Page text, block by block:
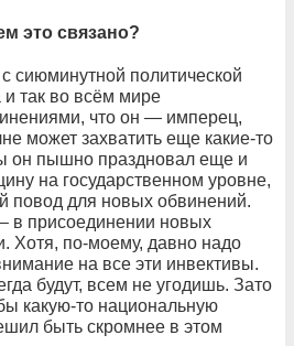
это связано?
сиюминутной политической
так во всём мире
что он — имперец,
может захватить еще какие-то
он пышно праздновал еще и
на государственном уровне,
повод для новых обвинений.
в присоединении новых
Хотя, по-моему, давно надо
на все эти инвективы.
будут, всем не угодишь. Зато
какую-то национальную
быть скромнее в этом